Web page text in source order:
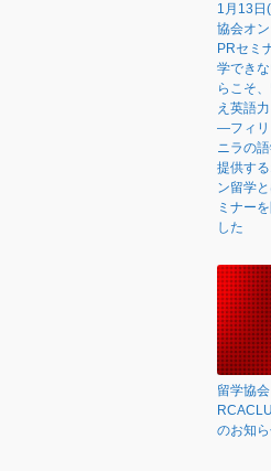
1月13日
協会オ
PRセミ
学でき
らこそ
え英語
―フィリ
ニラの
提供す
ン留学
ミナー
した
留学協会
のお知ら